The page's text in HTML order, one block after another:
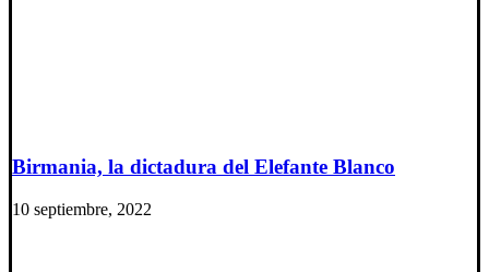
Birmania, la dictadura del Elefante Blanco
10 septiembre, 2022